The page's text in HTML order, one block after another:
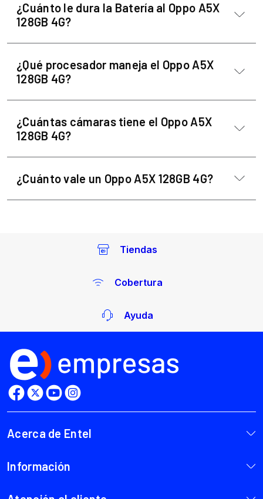
¿Cuánto le dura la Batería al Oppo A5X
128GB 4G?
¿Qué procesador maneja el Oppo A5X
128GB 4G?
¿Cuántas cámaras tiene el Oppo A5X
128GB 4G?
¿Cuánto vale un Oppo A5X 128GB 4G?
Tiendas
Cobertura
Ayuda